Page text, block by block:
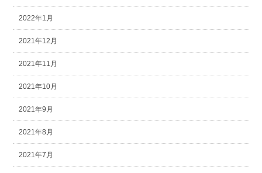
2022年1月
2021年12月
2021年11月
2021年10月
2021年9月
2021年8月
2021年7月